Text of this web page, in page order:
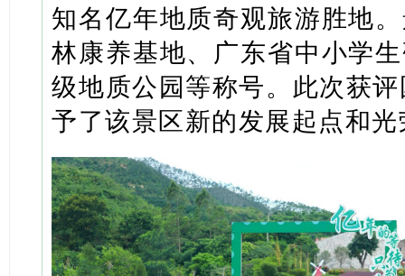
知名亿年地质奇观旅游胜地
林康养基地、广东省中小学
级地质公园等称号。此次获
予了该景区新的发展起点和